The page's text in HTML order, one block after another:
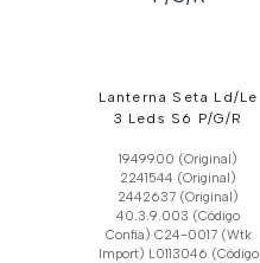
Lanterna Seta Ld/Le
3 Leds S6 P/G/R
1949900 (Original)
2241544 (Original)
2442637 (Original)
40.3.9.003 (Código
Confia) C24-0017 (Wtk
Import) L0113046 (Código